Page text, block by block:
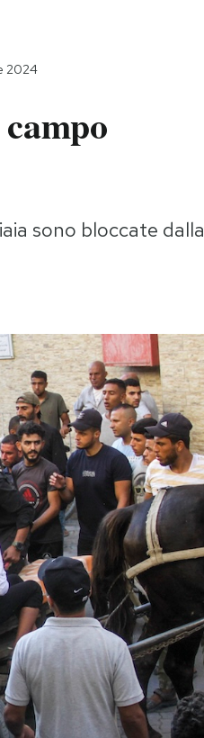
2024
sono bloccate dalla